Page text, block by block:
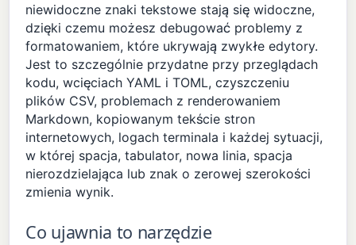
niewidoczne znaki tekstowe stają się widoczne,
dzięki czemu możesz debugować problemy z
formatowaniem, które ukrywają zwykłe edytory.
Jest to szczególnie przydatne przy przeglądach
kodu, wcięciach YAML i TOML, czyszczeniu
plików CSV, problemach z renderowaniem
Markdown, kopiowanym tekście stron
internetowych, logach terminala i każdej sytuacji,
w której spacja, tabulator, nowa linia, spacja
nierozdzielająca lub znak o zerowej szerokości
zmienia wynik.
Co ujawnia to narzędzie